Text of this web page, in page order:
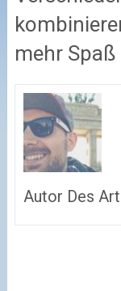
mehr Spaß
Autor Des